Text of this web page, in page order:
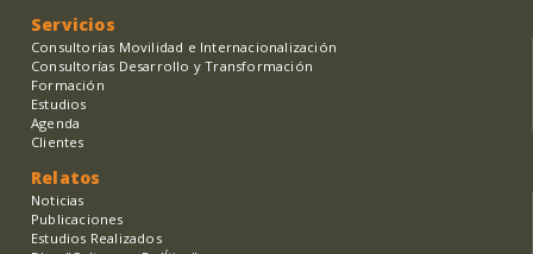
Servicios
Consultorías Movilidad e Internacionalización
Consultorías Desarrollo y Transformación
Formación
Estudios
Agenda
Clientes
Relatos
Noticias
Publicaciones
Estudios Realizados